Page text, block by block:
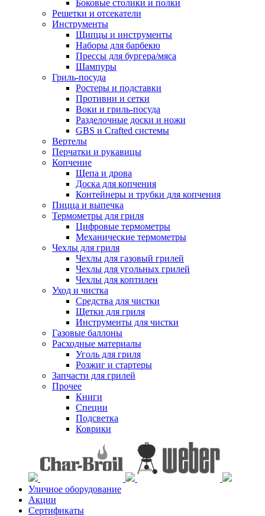
Боковые столики и полки
Решетки и отсекатели
Инструменты
Щипцы и инструменты
Наборы для барбекю
Прессы для бургера/мяса
Шампуры
Гриль-посуда
Ростеры и подставки
Противни и сетки
Воки и гриль-посуда
Разделочные доски и ножи
GBS и Crafted системы
Вертелы
Перчатки и рукавицы
Копчение
Щепа и дрова
Доска для копчения
Контейнеры и трубки для копчения
Пицца и выпечка
Термометры для гриля
Цифровые термометры
Механические термометры
Чехлы для гриля
Чехлы для газовый грилей
Чехлы для угольных грилей
Чехлы для коптилен
Уход и чистка
Средства для чистки
Щетки для гриля
Инструменты для чистки
Газовые баллоны
Расходные материалы
Уголь для гриля
Розжиг и стартеры
Запчасти для грилей
Прочее
Книги
Специи
Подсветка
Коврики
Уличное оборудование
Акции
Сертификаты